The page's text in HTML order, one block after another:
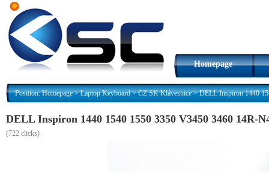
Homepage
Position:Homepage>Laptop Keyboard>CZ SK Klávesnice>DELL Inspiron 1440
DELL Inspiron 1440 1540 1550 3350 V3450 3460 14R-
(722 clicks)